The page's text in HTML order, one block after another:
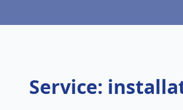
Service: